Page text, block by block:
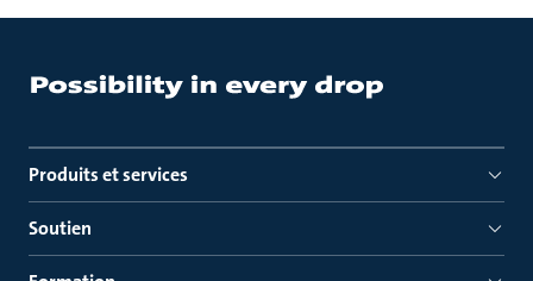
Produits et services
Soutien